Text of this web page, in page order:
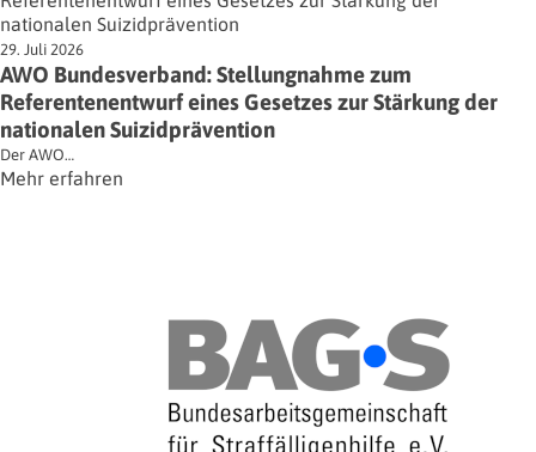
29. Juli 2026
AWO Bundesverband: Stellungnahme zum
Referentenentwurf eines Gesetzes zur Stärkung der
nationalen Suizidprävention
Der AWO…
Mehr erfahren